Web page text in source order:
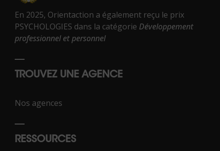
En 2025, Orientaction a également reçu le prix
PSYCHOLOGIES dans la catégorie Développement
professionnel et personnel
TROUVEZ UNE AGENCE
Nos agences
RESSOURCES